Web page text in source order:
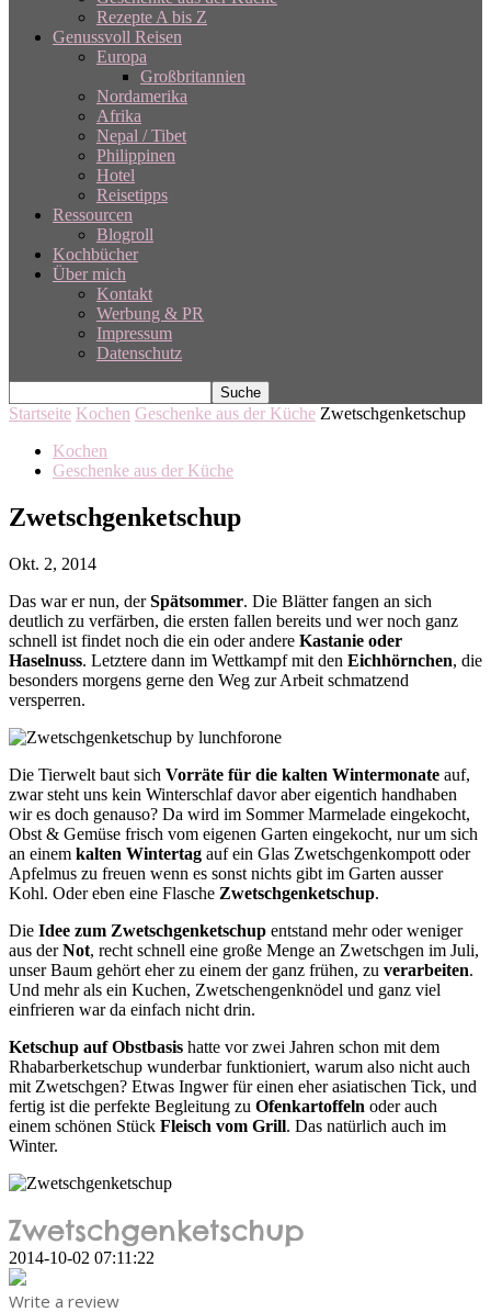
Rezepte A bis Z
Genussvoll Reisen
Europa
Großbritannien
Nordamerika
Afrika
Nepal / Tibet
Philippinen
Hotel
Reisetipps
Ressourcen
Blogroll
Kochbücher
Über mich
Kontakt
Werbung & PR
Impressum
Datenschutz
Startseite Kochen Geschenke aus der Küche Zwetschgenketschup
Kochen
Geschenke aus der Küche
Zwetschgenketschup
Okt. 2, 2014
Das war er nun, derSpätsommer. Die Blätter fangen an sich
deutlich zu verfärben, die ersten fallen bereits und wer noch ganz
schnell ist findet noch die ein oder andere Kastanie oder
Haselnuss. Letztere dann im Wettkampf mit den Eichhörnchen, die
besonders morgens gerne den Weg zur Arbeit schmatzend
versperren.
Die Tierwelt baut sich Vorräte für die kalten Wintermonate auf,
zwar steht uns kein Winterschlaf davor aber eigentich handhaben
wir es doch genauso? Da wird im Sommer Marmelade eingekocht,
Obst & Gemüse frisch vom eigenen Garten eingekocht, nur um sich
an einem kalten Wintertag auf ein Glas Zwetschgenkompott oder
Apfelmus zu freuen wenn es sonst nichts gibt im Garten ausser
Kohl. Oder eben eine Flasche Zwetschgenketschup.
Die Idee zum Zwetschgenketschup entstand mehr oder weniger
aus derNot, recht schnell eine große Menge an Zwetschgen im Juli,
unser Baum gehört eher zu einem der ganz frühen, zu verarbeiten.
Und mehr als ein Kuchen, Zwetschengenknödel und ganz viel
einfrieren war da einfach nicht drin.
Ketschup auf Obstbasis hatte vor zwei Jahren schon mit dem
Rhabarberketschup wunderbar funktioniert, warum also nicht auch
mit Zwetschgen? Etwas Ingwer für einen eher asiatischen Tick, und
fertig ist die perfekte Begleitung zu Ofenkartoffeln oder auch
einem schönen Stück Fleisch vom Grill. Das natürlich auch im
Winter.
Zwetschgenketschup
2014-10-02 07:11:22
Write a review